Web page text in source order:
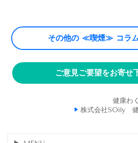
その他の ≪喫煙≫ コラ
ご意見ご要望をお寄せ
健康わ
株式会社SOily